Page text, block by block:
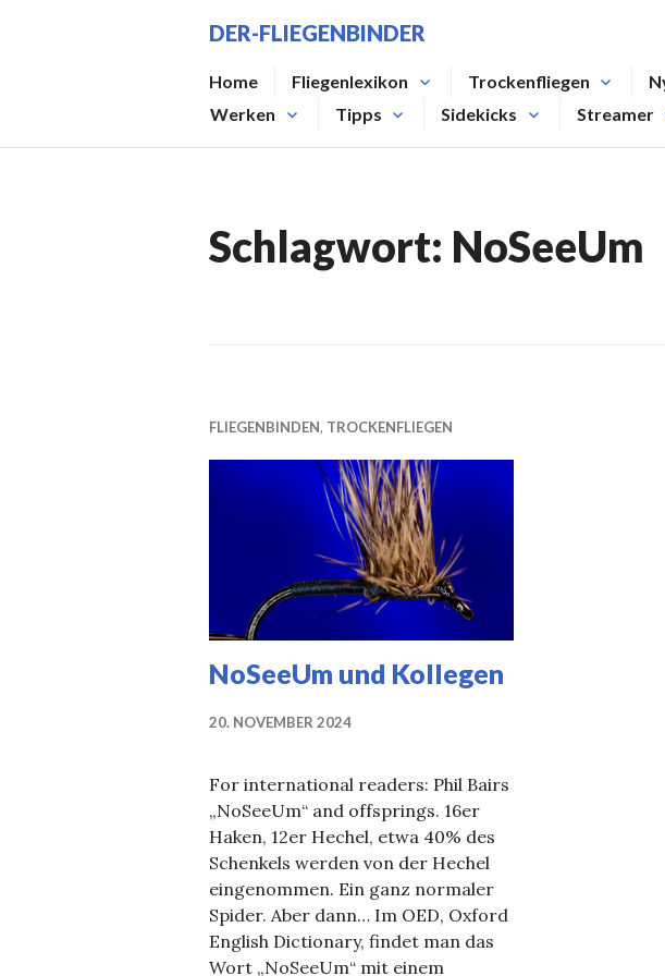
DER-FLIEGENBINDER
Home Fliegenlexikon Trockenfliegen
Werken
Tipps Sidekicks Streamer
Schlagwort: NoSeeUm
FLIEGENBINDEN, TROCKENFLIEGEN
NoSeeUm und Kollegen
20. NOVEMBER 2024
For international readers: Phil Bairs
„NoSeeUm“ and offsprings. 16er
Haken, 12er Hechel, etwa 40% des
Schenkels werden von der Hechel
eingenommen. Ein ganz normaler
Spider. Aber dann… Im OED, Oxford
English Dictionary, findet man das
Wort „NoSeeUm“ mit einem